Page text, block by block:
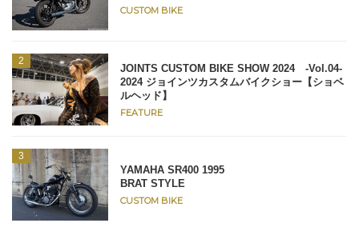
CUSTOM BIKE
JOINTS CUSTOM BIKE SHOW 2024 -Vol.04-
2024 ジョインツカスタムバイクショー【ショベ
ルヘッド】
FEATURE
YAMAHA SR400 1995
BRAT STYLE
CUSTOM BIKE